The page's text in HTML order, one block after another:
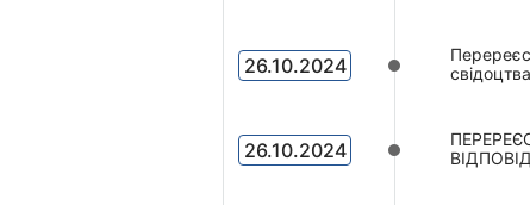
26.10.2024
26.10.2024